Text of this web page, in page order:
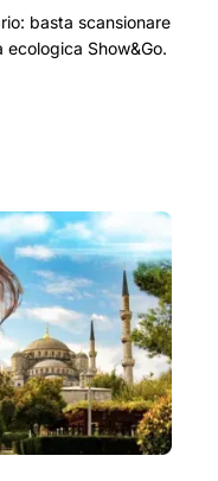
basta scansionare
Show&Go.